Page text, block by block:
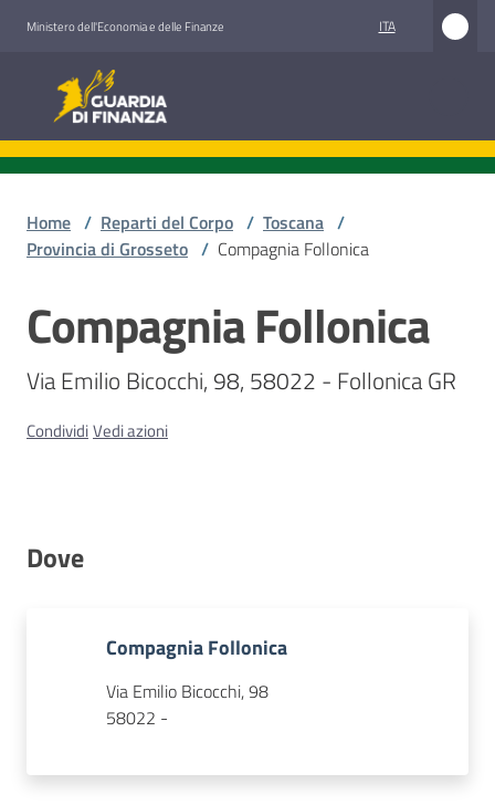
Ministero dell'Economia e delle Finanze ITA
Guardia di Finanza
Guardia di Finanza
siamo
Cosa
facciamo
Comunicazione
Concorsi
formazione
Home / Reparti del Corpo / Toscana /
Provincia di Grosseto / Compagnia Follonica
Salta al contenuto
Compagnia Follonica
Via Emilio Bicocchi, 98, 58022 - Follonica GR
CondividiVedi azioni
Dove
Compagnia Follonica
Via Emilio Bicocchi, 98
58022 -